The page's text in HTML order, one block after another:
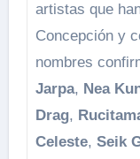
artistas que
Concepción y
nombres
Jarpa, Nea
Drag,
Celeste, Seik